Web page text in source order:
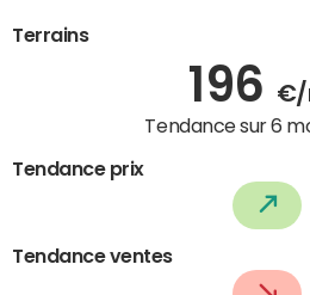
Terrains
196 €/
Tendance sur 6
Tendance prix
Tendance ventes